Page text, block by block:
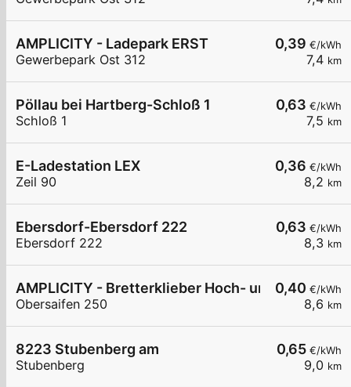
0,39 €/kWh
7,4 km
AMPLICITY - Ladepark ERST
Gewerbepark Ost 312
0,63 €/kWh
7,5 km
Pöllau bei Hartberg-Schloß 1
Schloß 1
0,36 €/kWh
8,2 km
E-Ladestation LEX
Zeil 90
0,63 €/kWh
8,3 km
Ebersdorf-Ebersdorf 222
Ebersdorf 222
0,40 €/kWh
8,6 km
AMPLICITY - Bretterklieber Hoch- und Tiefbau
Obersaifen 250
0,65 €/kWh
9,0 km
8223 Stubenberg am
Stubenberg